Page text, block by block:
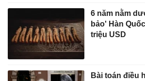
6 năm nằm
bảo' Hàn
triệu USD
Bài toán điều